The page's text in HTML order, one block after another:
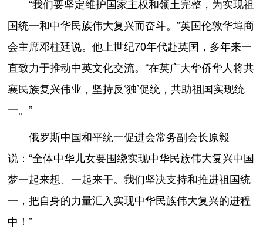
“我们要坚定维护国家主权和领土完整，为实现祖
国统一和中华民族伟大复兴而奋斗。”英国伦敦华埠商
会主席邓柱廷说。他上世纪70年代赴英国，多年来一
直致力于推动中英文化交流。“在英广大华侨华人将共
襄民族复兴伟业，坚持反‘独’促统，共助祖国实现统
一。”
俄罗斯中国和平统一促进会常务副会长原毅
说：“全体中华儿女要围绕实现中华民族伟大复兴中国
梦一起来想、一起来干。我们坚决支持和推进祖国统
一，把自身的力量汇入实现中华民族伟大复兴的进程
中！”